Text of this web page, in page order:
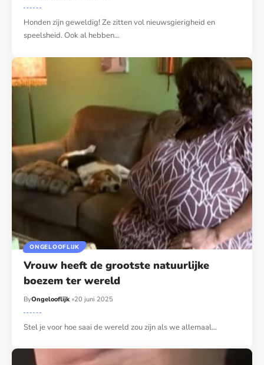
Honden zijn geweldig! Ze zitten vol nieuwsgierigheid en
speelsheid. Ook al hebben…
ONGELOOFLIJK
Vrouw heeft de grootste natuurlijke
boezem ter wereld
ByOngelooflijk 20 juni 2025
Stel je voor hoe saai de wereld zou zijn als we allemaal…